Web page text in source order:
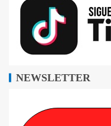
NEWSLETTER